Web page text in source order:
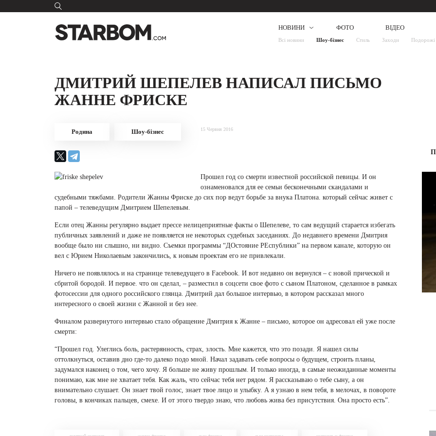
НОВИНИ
Всі новини Шоу-бізнес Стиль Заходи Подорожі
ФОТО ВІДЕО
ДМИТРИЙ ШЕПЕЛЕВ НАПИСАЛ ПИСЬМО
ЖАННЕ ФРИСКЕ
Родина Шоу-бізнес 15 Червня 2016
Прошел год со смерти известной российской певицы. И он
ознаменовался для ее семьи бесконечными скандалами и
судебными тяжбами. Родители Жанны Фриске до сих пор ведут борьбе за внука Платона. который сейчас живет с
папой – телеведущим Дмитрием Шепелевым.
Если отец Жанны регулярно выдает прессе нелицеприятные факты о Шепелеве, то сам ведущий старается избегать
публичных заявлений и даже не появляется не некоторых судебных заседаниях. До недавнего времени Дмитрия
вообще было ни слышно, ни видно. Съемки программы “ДОстояние РЕспублики” на первом канале, которую он
вел с Юрием Николаевым закончились, к новым проектам его не привлекали.
Ничего не появлялось и на странице телеведущего в Facebook. И вот недавно он вернулся – с новой прической и
сбритой бородой. И первое. что он сделал, – разместил в соцсети свое фото с сыном Платоном, сделанное в рамках
фотосессии для одного российского глянца. Дмитрий дал большое интервью, в котором рассказал много
интересного о своей жизни с Жанной и без нее.
Финалом развернутого интервью стало обращение Дмитрия к Жанне – письмо, которое он адресовал ей уже после
смерти:
“Прошел год. Улеглись боль, растерянность, страх, злость. Мне кажется, что это позади. Я нашел силы
оттолкнуться, оставив дно где-то далеко подо мной. Начал задавать себе вопросы о будущем, строить планы,
задумался наконец о том, чего хочу. Я больше не живу прошлым. И только иногда, в самые неожиданные моменты
понимаю, как мне не хватает тебя. Как жаль, что сейчас тебя нет рядом. Я рассказываю о тебе сыну, а он
внимательно слушает. Он знает твой голос, знает твое лицо и улыбку. А я узнаю в нем тебя, в мелочах, в повороте
головы, в кончиках пальцев, смехе. И от этого твердо знаю, что любовь жива без присутствия. Она просто есть”.